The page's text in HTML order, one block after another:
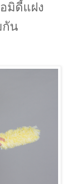
มิดี้แฝง
กัน